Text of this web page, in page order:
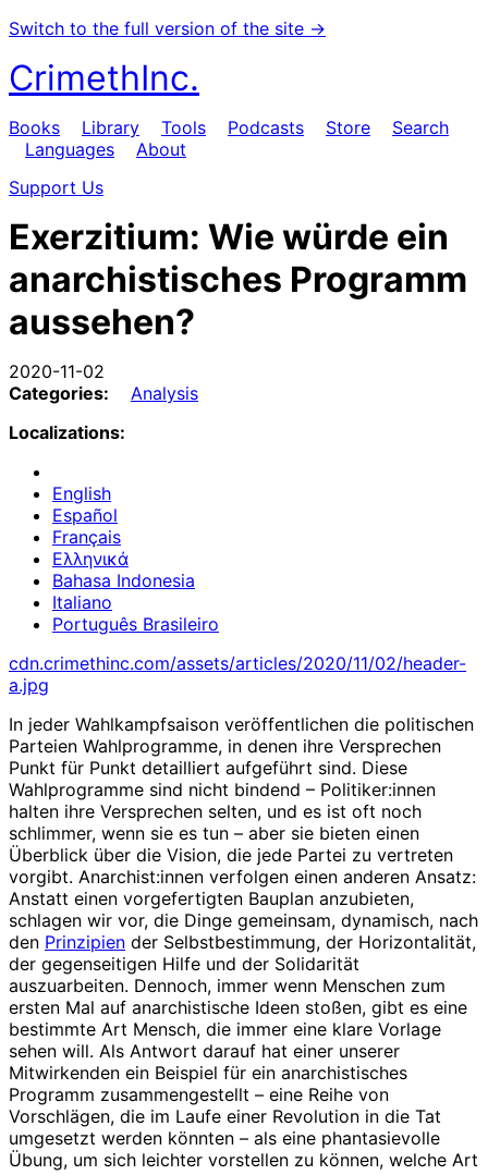
Switch to the full version of the site →
CrimethInc.
Books Library Tools Podcasts Store
Search
Languages
About
Support Us
Exerzitium: Wie würde ein
anarchistisches Programm
aussehen?
2020-11-02
Categories:
Analysis
Localizations:
English
Español
Français
Ελληνικά
Bahasa Indonesia
Italiano
Português Brasileiro
cdn.crimethinc.com/assets/articles/2020/11/02/header-
a.jpg
In jeder Wahlkampfsaison veröffentlichen die politischen
Parteien Wahlprogramme, in denen ihre Versprechen
Punkt für Punkt detailliert aufgeführt sind. Diese
Wahlprogramme sind nicht bindend – Politiker:innen
halten ihre Versprechen selten, und es ist oft noch
schlimmer, wenn sie es tun – aber sie bieten einen
Überblick über die Vision, die jede Partei zu vertreten
vorgibt. Anarchist:innen verfolgen einen anderen Ansatz:
Anstatt einen vorgefertigten Bauplan anzubieten,
schlagen wir vor, die Dinge gemeinsam, dynamisch, nach
den Prinzipien der Selbstbestimmung, der Horizontalität,
der gegenseitigen Hilfe und der Solidarität
auszuarbeiten. Dennoch, immer wenn Menschen zum
ersten Mal auf anarchistische Ideen stoßen, gibt es eine
bestimmte Art Mensch, die immer eine klare Vorlage
sehen will. Als Antwort darauf hat einer unserer
Mitwirkenden ein Beispiel für ein anarchistisches
Programm zusammengestellt – eine Reihe von
Vorschlägen, die im Laufe einer Revolution in die Tat
umgesetzt werden könnten – als eine phantasievolle
Übung, um sich leichter vorstellen zu können, welche Art